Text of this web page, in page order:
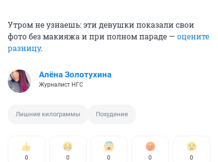
Утром не узнаешь: эти девушки показали свои
фото без макияжа и при полном параде — оцените
разницу.
Алёна Золотухина
Журналист НГС
Лишние килограммы Похудение
0 0 0 0 0